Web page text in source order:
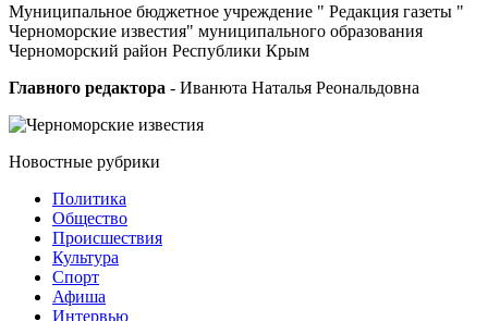
Муниципальное бюджетное учреждение " Редакция газеты "
Черноморские известия" муниципального образования
Черноморский район Республики Крым
Главного редактора - Иванюта Наталья Реональдовна
Новостные рубрики
Политика
Общество
Проиcшествия
Культура
Спорт
Афиша
Интервью